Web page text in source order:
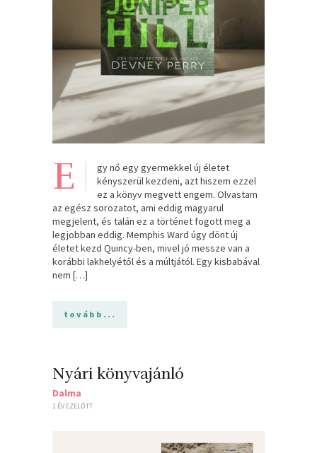
E
gy nő egy gyermekkel új életet
kényszerül kezdeni, azt hiszem ezzel
ez a könyv megvett engem. Olvastam
az egész sorozatot, ami eddig magyarul
megjelent, és talán ez a történet fogott meg a
legjobban eddig. Memphis Ward úgy dönt új
életet kezd Quincy-ben, mivel jó messze van a
korábbi lakhelyétől és a múltjától. Egy kisbabával
nem […]
tovább...
Nyári könyvajánló
Dalma
1 ÉV EZELŐTT